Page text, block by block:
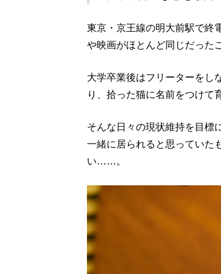
東京・京王線の明大前駅で終
や映画がほとんど同じだった
大学卒業後はフリーターをし
り、拾った猫に名前をつけて
そんな日々の現状維持を目標
一緒に居られると思っていた
い……。